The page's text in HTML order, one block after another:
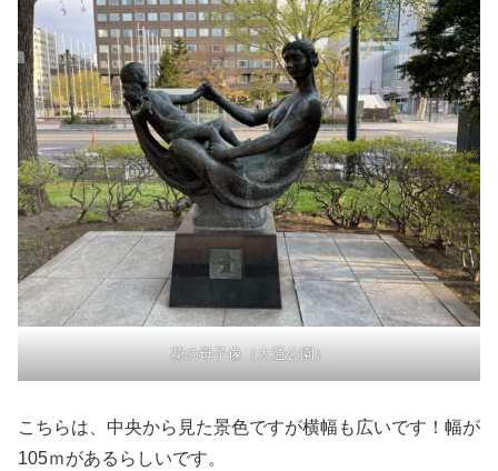
花の母子像（大通公園）
こちらは、中央から見た景色ですが横幅も広いです！幅が
105ｍがあるらしいです。